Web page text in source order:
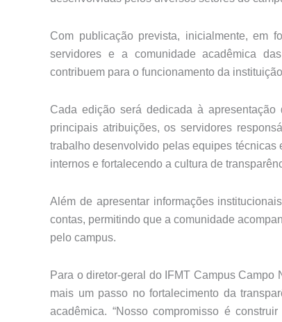
Com publicação prevista, inicialmente, em
servidores e a comunidade acadêmica
contribuem para o funcionamento da
Cada edição será dedicada à
principais atribuições, os servidores
trabalho desenvolvido pelas equipes
internos e fortalecendo a cultura de
Além de apresentar informações
contas, permitindo que a comunidade
pelo campus.
Para o diretor-geral do IFMT Campus
mais um passo no fortalecimento da
acadêmica. “Nosso compromisso é